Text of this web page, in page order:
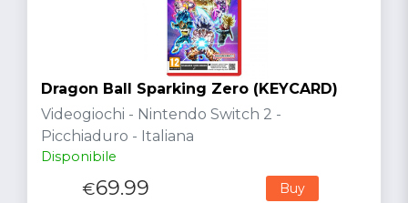
Dragon Ball Sparking Zero (KEYCARD)
Videogiochi - Nintendo Switch 2 -
Picchiaduro - Italiana
Disponibile
€69.99 Buy